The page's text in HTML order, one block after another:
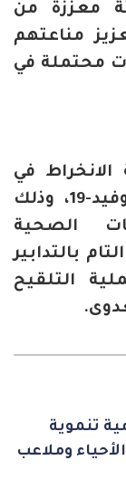
معززة من
مناعتهم
محتملة في
الانخراط في
الحملة الوطنية للتلقيح ضد كوفيد-19، وذلك
الصحية
بالتدابير
التلقيح
تنموية
الأحياء وملاعب